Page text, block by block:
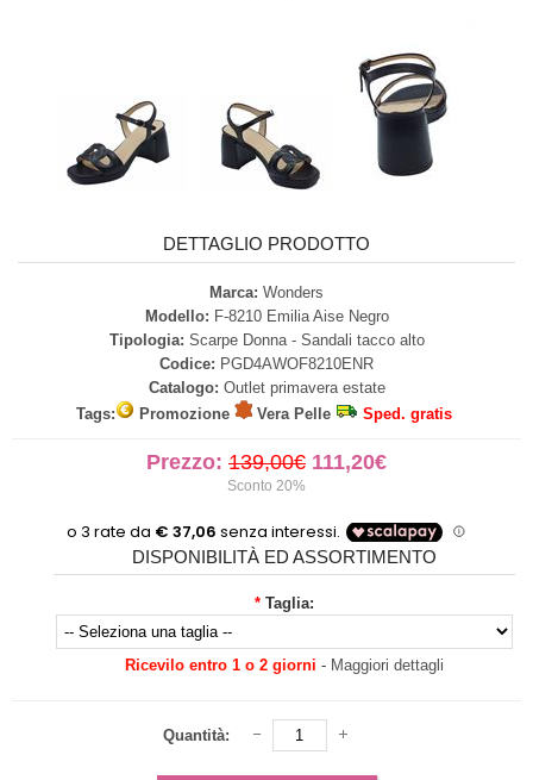
DETTAGLIO PRODOTTO
Marca: Wonders
Modello: F-8210 Emilia Aise Negro
Tipologia: Scarpe Donna - Sandali tacco alto
Codice: PGD4AWOF8210ENR
Catalogo: Outlet primavera estate
Tags:
Promozione Vera Pelle Sped. gratis
Prezzo: 139,00€ 111,20€
Sconto 20%
DISPONIBILITÀ ED ASSORTIMENTO
* Taglia:
Ricevilo entro 1 o 2 giorni - Maggiori dettagli
Quantità: